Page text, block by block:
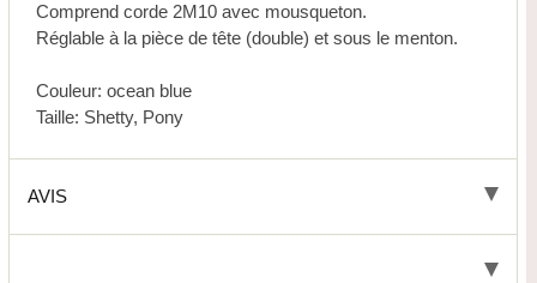
Comprend corde 2M10 avec mousqueton.
Réglable à la pièce de tête (double) et sous le menton.
Couleur: ocean blue
Taille: Shetty, Pony
AVIS